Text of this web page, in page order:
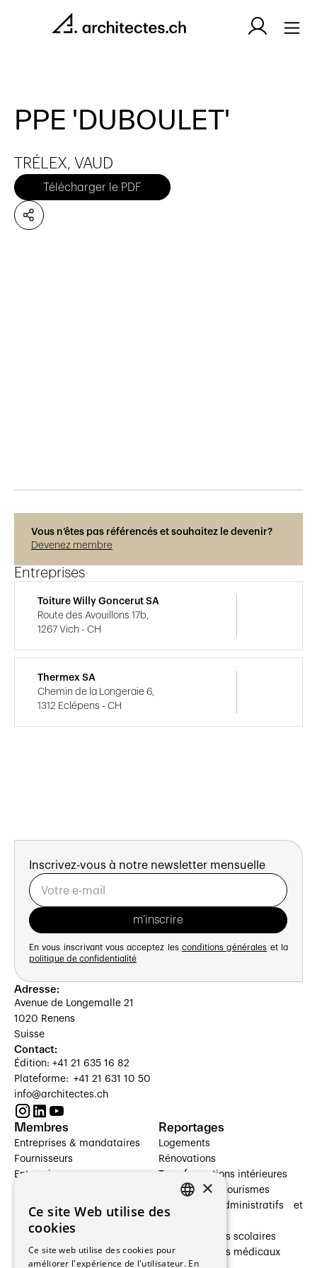
PPE 'DUBOULET'
TRÉLEX, VAUD
Télécharger le PDF
Vous n’êtes pas référencés et souhaitez le devenir?
Devenez membre
Entreprises
Toiture Willy Goncerut SA
Route des Avouillons 17b,
1267 Vich - CH
Thermex SA
Chemin de la Longeraie 6,
1312 Eclépens - CH
Inscrivez-vous à notre newsletter mensuelle
En vous inscrivant vous acceptez les conditions générales et la
politique de confidentialité
Adresse:
Avenue de Longemalle 21
1020 Renens
Suisse
Contact:
Édition: +41 21 635 16 82
Plateforme: +41 21 631 10 50
info@architectes.ch
Membres
Entreprises & mandataires
Fournisseurs
Entreprises
Architectes paysagistes
Architectes d'intérieur
Entreprises générales
Reportages
Logements
Rénovations
Transformations intérieures
Hôtelleries et tourismes
Bâtiments administratifs et
Établissements scolaires
Établissements médicaux
×
Ce site Web utilise des
cookies
Ce site web utilise des cookies pour
améliorer l'expérience de l'utilisateur. En